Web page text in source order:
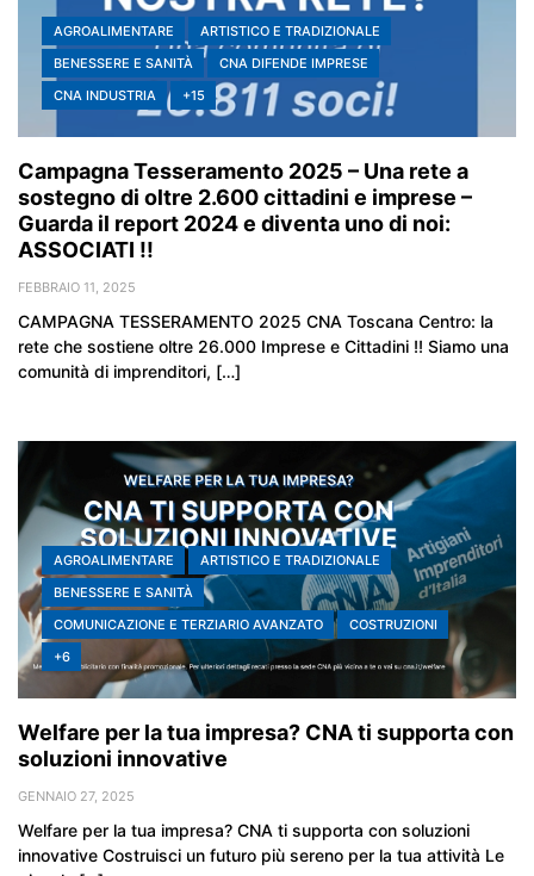
AGROALIMENTARE
ARTISTICO E TRADIZIONALE
BENESSERE E SANITÀ
CNA DIFENDE IMPRESE
CNA INDUSTRIA
+15
Campagna Tesseramento 2025 – Una rete a
sostegno di oltre 2.600 cittadini e imprese –
Guarda il report 2024 e diventa uno di noi:
ASSOCIATI !!
FEBBRAIO 11, 2025
CAMPAGNA TESSERAMENTO 2025 CNA Toscana Centro: la
rete che sostiene oltre 26.000 Imprese e Cittadini !! Siamo una
comunità di imprenditori, […]
AGROALIMENTARE
ARTISTICO E TRADIZIONALE
BENESSERE E SANITÀ
COMUNICAZIONE E TERZIARIO AVANZATO
COSTRUZIONI
+6
Welfare per la tua impresa? CNA ti supporta con
soluzioni innovative
GENNAIO 27, 2025
Welfare per la tua impresa? CNA ti supporta con soluzioni
innovative Costruisci un futuro più sereno per la tua attività Le